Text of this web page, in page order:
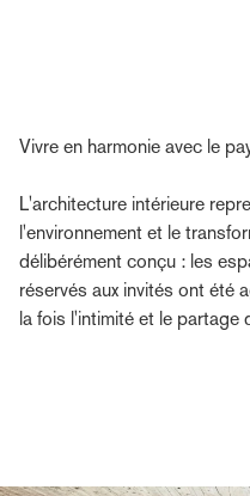
Vivre en harmonie avec le
L'architecture intérieure
l'environnement et le
délibérément conçu : les
réservés aux invités ont été
la fois l'intimité et le partage